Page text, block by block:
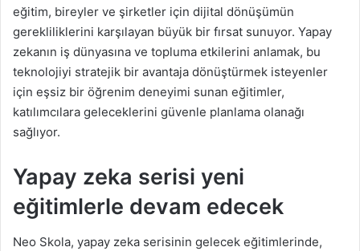
eğitim, bireyler ve şirketler için dijital dönüşümün
gerekliliklerini karşılayan büyük bir fırsat sunuyor. Yapay
zekanın iş dünyasına ve topluma etkilerini anlamak, bu
teknolojiyi stratejik bir avantaja dönüştürmek isteyenler
için eşsiz bir öğrenim deneyimi sunan eğitimler,
katılımcılara geleceklerini güvenle planlama olanağı
sağlıyor.
Yapay zeka serisi yeni
eğitimlerle devam edecek
Neo Skola, yapay zeka serisinin gelecek eğitimlerinde,